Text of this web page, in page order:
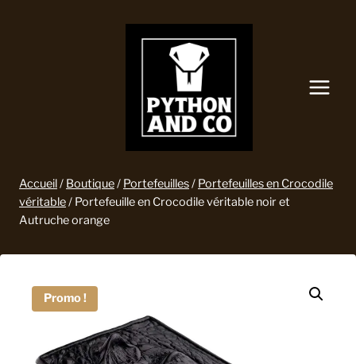
Accueil/ Boutique/ Portefeuilles/ Portefeuilles en Crocodile
véritable/ Portefeuille en Crocodile véritable noir et
Autruche orange
Promo !